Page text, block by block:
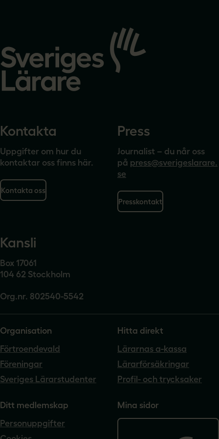
startsidan
Kontakta
Uppgifter om hur du
kontaktar oss finns här.
Kontakta oss
Press
Journalist – du når oss
på press@sverigeslarare.
se
Presskontakt
Kansli
Box 17061
104 62 Stockholm
Org.nr. 802540-5542
Organisation
Förtroendevald
Föreningar
Sveriges Lärarstudenter
Hitta direkt
Lärarnas a-kassa
Lärarförsäkringar
Profil- och trycksaker
Ditt medlemskap
Personuppgifter
Mina sidor